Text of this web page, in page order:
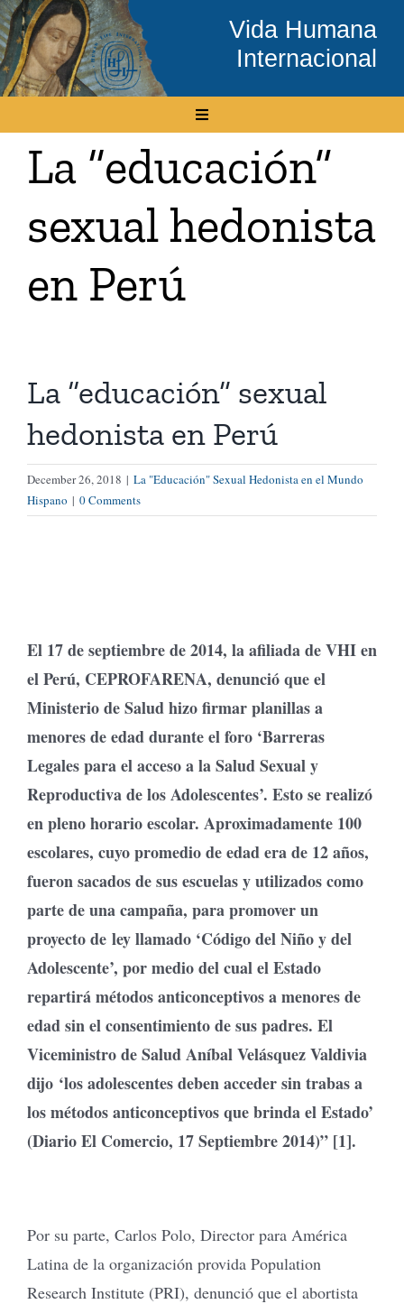
Skip
to
content
Vida Humana
Internacional
Toggle
Inicio
Conócenos
Temas
Media
Buscar
La “educación”
sexual hedonista
en Perú
La “educación” sexual
hedonista en Perú
December 26, 2018 | La "Educación" Sexual Hedonista en el Mundo
Hispano | 0 Comments
El 17 de septiembre de 2014, la afiliada de VHI en
el Perú, CEPROFARENA, denunció que el
Ministerio de Salud hizo firmar planillas a
menores de edad durante el foro ‘Barreras
Legales para el acceso a la Salud Sexual y
Reproductiva de los Adolescentes’. Esto se realizó
en pleno horario escolar. Aproximadamente 100
escolares, cuyo promedio de edad era de 12 años,
fueron sacados de sus escuelas y utilizados como
parte de una campaña, para promover un
proyecto de ley llamado ‘Código del Niño y del
Adolescente’, por medio del cual el Estado
repartirá métodos anticonceptivos a menores de
edad sin el consentimiento de sus padres. El
Viceministro de Salud Aníbal Velásquez Valdivia
dijo ‘los adolescentes deben acceder sin trabas a
los métodos anticonceptivos que brinda el Estado’
(Diario El Comercio, 17 Septiembre 2014)” [1].
Por su parte, Carlos Polo, Director para América
Latina de la organización provida Population
Research Institute (PRI), denunció que el abortista